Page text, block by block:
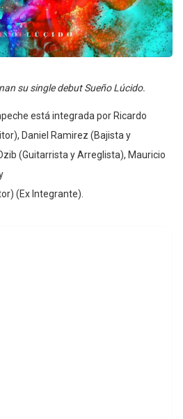
su single debut Sueño Lúcido.
está integrada por Ricardo
Daniel Ramirez (Bajista y
(Guitarrista y Arreglista), Mauricio
(Ex Integrante).